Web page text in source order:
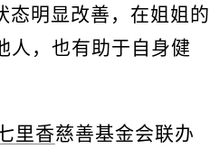
态明显改善，在姐姐的
人，也有助于自身健
里香慈善基金会联办